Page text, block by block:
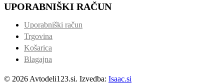
UPORABNIŠKI RAČUN
Uporabniški račun
Trgovina
Košarica
Blagajna
© 2026 Avtodeli123.si. Izvedba: Isaac.si